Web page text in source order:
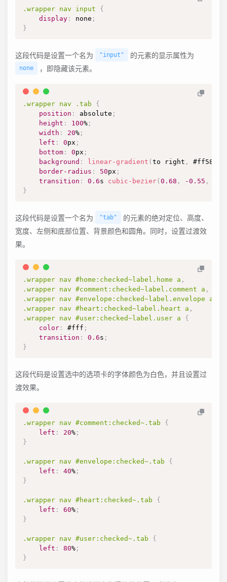
.wrapper nav input
{
display : none ;
}
这段代码是设置一个名为 "input" 的元素的显示属性为
none ，即隐藏该元素。
.wrapper nav .tab
{
position : absolute ;
height : 100% ;
width : 20% ;
left : 0px ;
bottom : 0px ;
background : linear-gradient ( to right , #ff5858
border-radius : 50px ;
transition : 0.6s cubic-bezier ( 0.68 , -0.55 ,
}
这段代码是设置一个名为 "tab"
的元素的绝对定位、高度、
宽度、左侧和底部位置、背景颜色和圆角。同时，设置过渡效
果。
.wrapper nav #home :checked~label .home a ,
.wrapper nav #comment :checked~label .comment a ,
.wrapper nav #envelope :checked~label .envelope a
.wrapper nav #heart :checked~label .heart a ,
.wrapper nav #user :checked~label .user a
{
color : #fff ;
transition : 0.6s ;
}
这段代码是设置选中的选项卡的字体颜色为白色，并且设置过
渡效果。
.wrapper nav #comment :checked~ .tab
{
left : 20% ;
}
.wrapper nav #envelope :checked~ .tab
{
left : 40% ;
}
.wrapper nav #heart :checked~ .tab
{
left : 60% ;
}
.wrapper nav #user :checked~ .tab
{
left : 80% ;
}